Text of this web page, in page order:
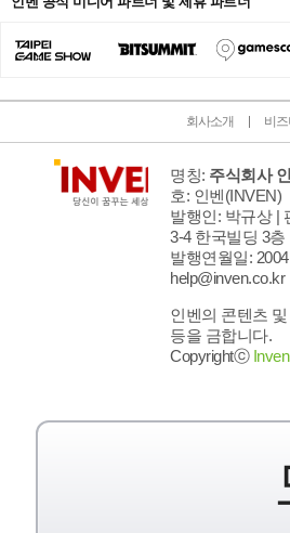
회사소개 비
명칭: 주식회사
호: 인벤(INVEN)
발행인: 박규상 |
3-4 한국빌딩 3층
발행연월일:
help@inven.co.kr
인벤의 콘텐츠
등을 금합니다.
Copyrightⓒ